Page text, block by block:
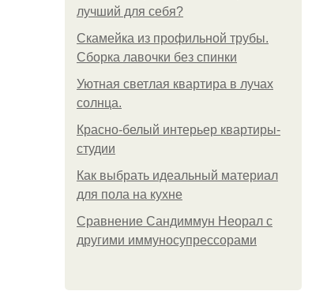
лучший для себя?
Скамейка из профильной трубы.
Сборка лавочки без спинки
Уютная светлая квартира в лучах
солнца.
Красно-белый интерьер квартиры-
студии
Как выбрать идеальный материал
для пола на кухне
Сравнение Сандиммун Неорал с
другими иммуносупрессорами